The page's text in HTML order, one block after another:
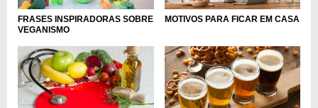
FRASES INSPIRADORAS SOBRE
VEGANISMO
MOTIVOS PARA FICAR EM CASA